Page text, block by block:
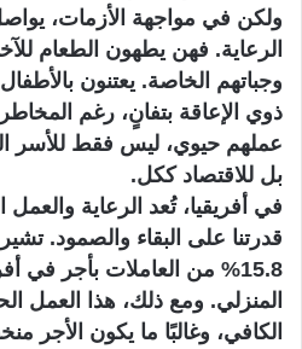
ولكن في مواجهة الأزمات،
الرعاية. فهن يطهون الطعام
وجباتهم الخاصة. يعتنون
ذوي الإعاقة بتفانٍ، رغم
عملهم حيوي، ليس فقط للأسر
بل للاقتصاد ككل.
في أفريقيا، تُعد الرعاية
قدرتنا على البقاء والصمود.
15.8% من العاملات بأجر في
المنزلي. ومع ذلك، هذا العمل
الكافي، وغالبًا ما يكون الأجر